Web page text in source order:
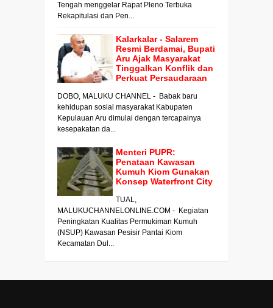
Tengah menggelar Rapat Pleno Terbuka
Rekapitulasi dan Pen...
Kalarkalar - Salarem
Resmi Berdamai, Bupati
Aru Ajak Masyarakat
Tinggalkan Konflik dan
Perkuat Persaudaraan
DOBO, MALUKU CHANNEL - Babak baru
kehidupan sosial masyarakat Kabupaten
Kepulauan Aru dimulai dengan tercapainya
kesepakatan da...
Menteri PUPR:
Penataan Kawasan
Kumuh Kiom Gunakan
Konsep Waterfront City
TUAL,
MALUKUCHANNELONLINE.COM - Kegiatan
Peningkatan Kualitas Permukiman Kumuh
(NSUP) Kawasan Pesisir Pantai Kiom
Kecamatan Dul...